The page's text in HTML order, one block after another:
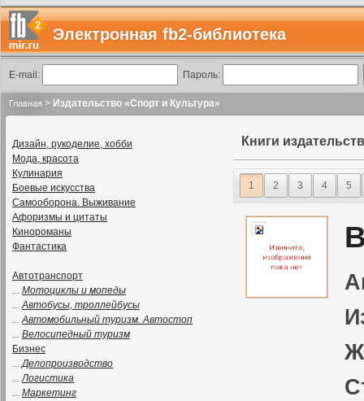
Электронная fb2-библиотека
E-mail: Пароль:
Главная > Издательство «Спорт и Культура»
Дизайн, рукоделие, хобби
Мода, красота
Кулинария
Боевые искусства
Самооборона. Выживание
Афоризмы и цитаты
Кинороманы
Фантастика
Автотранспорт
... Мотоциклы и мопеды
...Автобусы, троллейбусы
...Автомобильный туризм. Автостоп
... Велосипедный туризм
Бизнес
...Делопроизводство
...Логистика
... Маркетинг
Книги
1 2 3 4 5